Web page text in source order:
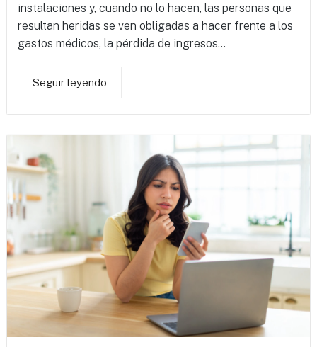
instalaciones y, cuando no lo hacen, las personas que
resultan heridas se ven obligadas a hacer frente a los
gastos médicos, la pérdida de ingresos...
Seguir leyendo